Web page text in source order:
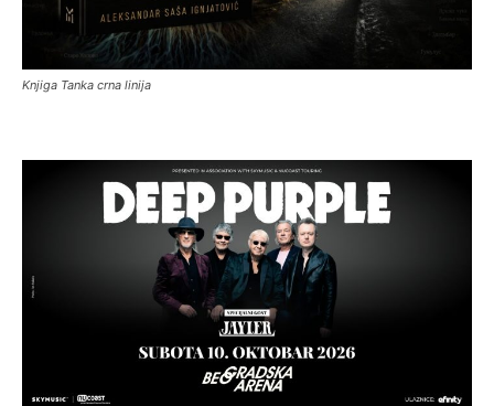
Knjiga Tanka crna linija